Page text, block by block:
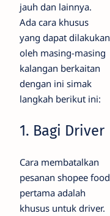
jauh dan lainnya.
Ada cara khusus
yang dapat dilakukan
oleh masing-masing
kalangan berkaitan
dengan ini simak
langkah berikut ini:
1. Bagi Driver
Cara membatalkan
pesanan shopee food
pertama adalah
khusus untuk driver.